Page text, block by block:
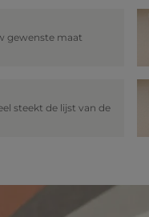
gewenste maat
steekt de lijst van de